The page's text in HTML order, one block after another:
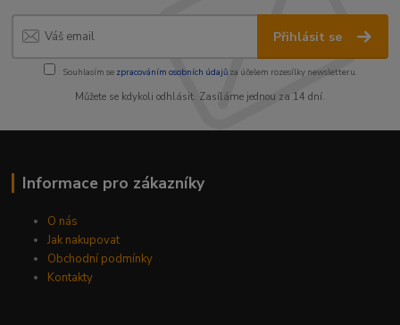
Přihlásit se
Souhlasím se zpracováním osobních údajůza účelem rozesílky newsletteru.
Můžete se kdykoli odhlásit. Zasíláme jednou za 14 dní.
Informace pro zákazníky
O nás
Jak nakupovat
Obchodní podmínky
Kontakty